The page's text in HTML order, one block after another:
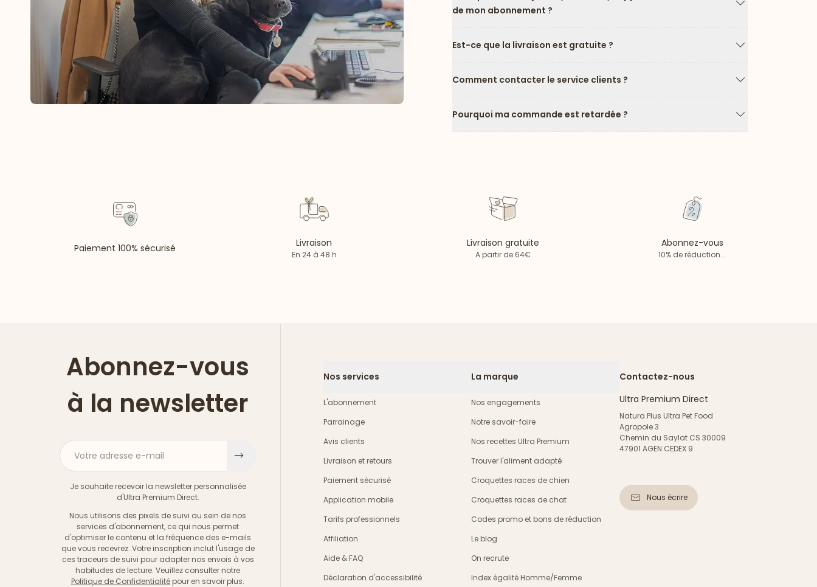
de mon abonnement ?
Est-ce que la livraison est gratuite ?
Flèche vers le
Comment contacter le service clients ?
Flèche vers le
Pourquoi ma commande est retardée ?
Flèche vers le
Paiement 100% sécurisé Livraison
En 24 à 48 h
Livraison gratuite
A partir de 64€
Abonnez-vous
10% de réduction...
Abonnez-vous
à la newsletter
Votre adresse e-mail
Je souhaite recevoir la newsletter personnalisée
d'Ultra Premium Direct.
Nous utilisons des pixels de suivi au sein de nos
services d'abonnement, ce qui nous permet
d'optimiser le contenu et la fréquence des e-mails
que vous recevrez. Votre inscription inclut l'usage de
ces traceurs de suivi pour adapter nos envois à vos
habitudes de lecture. Veuillez consulter notre
Politique de Confidentialité pour en savoir plus.
Nos services
L'abonnement
Parrainage
Avis clients
Livraison et retours
Paiement sécurisé
Application mobile
Tarifs professionnels
Affiliation
Aide & FAQ
Déclaration d'accessibilité
La marque
Nos engagements
Notre savoir-faire
Nos recettes Ultra Premium
Trouver l'aliment adapté
Croquettes races de chien
Croquettes races de chat
Codes promo et bons de réduction
Le blog
On recrute
Index égalité Homme/Femme
Contactez-nous
Ultra Premium Direct
Natura Plus Ultra Pet Food
Agropole 3
Chemin du Saylat CS 30009
47901 AGEN CEDEX 9
Nous écrire